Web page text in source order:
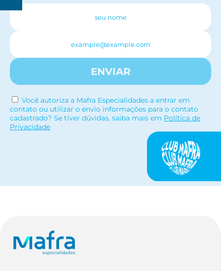
ENVIAR
Você autoriza a Mafra Especialidades a entrar em
contato ou utilizar o envio informações para o contato
cadastrado? Se tiver dúvidas, saiba mais em Política de
Privacidade